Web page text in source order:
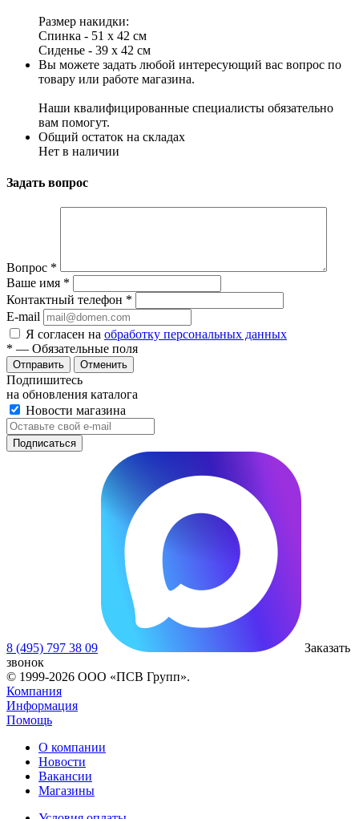
Размер накидки:
Спинка - 51 х 42 см
Сиденье - 39 х 42 см
Вы можете задать любой интересующий вас вопрос по
товару или работе магазина.
Наши квалифицированные специалисты обязательно
вам помогут.
Общий остаток на складах
Нет в наличии
Задать вопрос
Вопрос *
Ваше имя *
Контактный телефон *
E-mail
Я согласен на обработку персональных данных
* — Обязательные поля
Отменить
Подпишитесь
на обновления каталога
Новости магазина
8 (495) 797 38 09
Заказать
звонок
© 1999-2026 ООО «ПСВ Групп».
Компания
Информация
Помощь
О компании
Новости
Вакансии
Магазины